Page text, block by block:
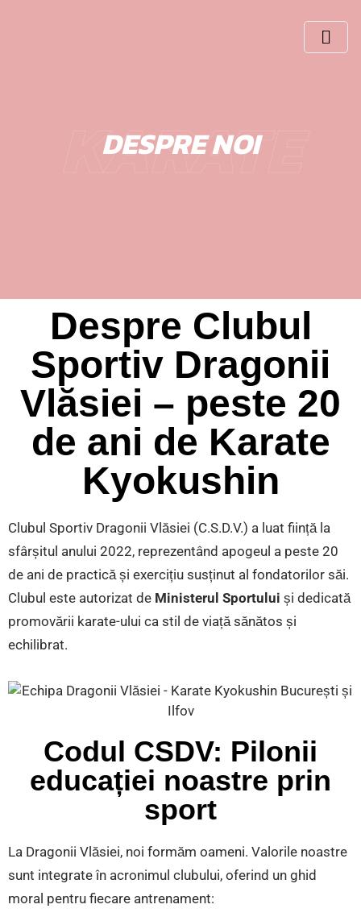
KARATE
DESPRE NOI
Despre Clubul
Sportiv Dragonii
Vlăsiei – peste 20
de ani de Karate
Kyokushin
Clubul Sportiv Dragonii Vlăsiei (C.S.D.V.) a luat ființă la
sfârșitul anului 2022, reprezentând apogeul a peste 20
de ani de practică și exercițiu susținut al fondatorilor săi.
Clubul este autorizat de Ministerul Sportului și dedicată
promovării karate-ului ca stil de viață sănătos și
echilibrat.
Codul CSDV: Pilonii
educației noastre prin
sport
La Dragonii Vlăsiei, noi formăm oameni. Valorile noastre
sunt integrate în acronimul clubului, oferind un ghid
moral pentru fiecare antrenament: